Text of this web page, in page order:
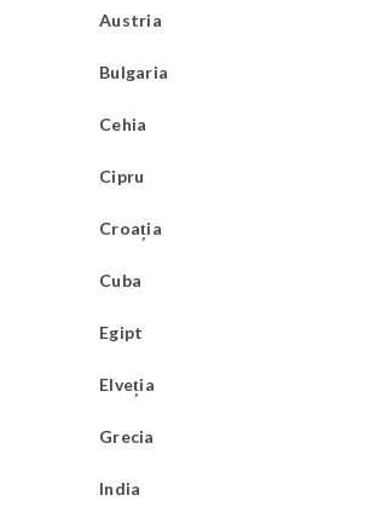
Austria
Bulgaria
Cehia
Cipru
Croația
Cuba
Egipt
Elveția
Grecia
India